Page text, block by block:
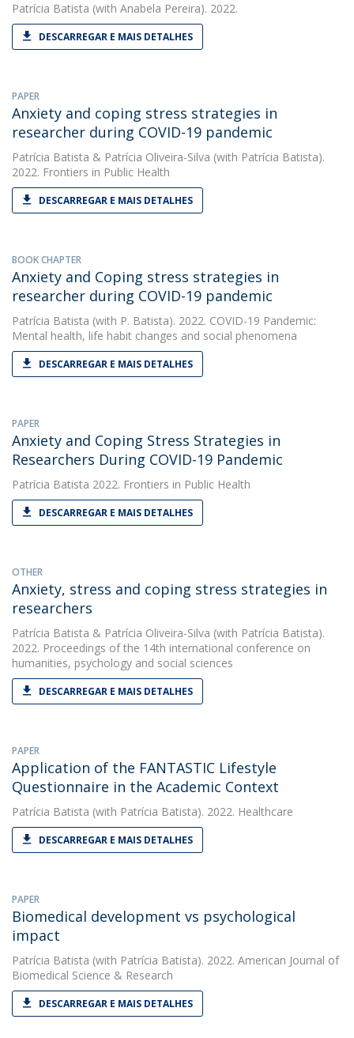
Patrícia Batista (with Anabela Pereira). 2022.
DESCARREGAR E MAIS DETALHES
PAPER
Anxiety and coping stress strategies in
researcher during COVID-19 pandemic
Patrícia Batista & Patrícia Oliveira-Silva (with Patrícia Batista).
2022. Frontiers in Public Health
DESCARREGAR E MAIS DETALHES
BOOK CHAPTER
Anxiety and Coping stress strategies in
researcher during COVID-19 pandemic
Patrícia Batista (with P. Batista). 2022. COVID-19 Pandemic:
Mental health, life habit changes and social phenomena
DESCARREGAR E MAIS DETALHES
PAPER
Anxiety and Coping Stress Strategies in
Researchers During COVID-19 Pandemic
Patrícia Batista 2022. Frontiers in Public Health
DESCARREGAR E MAIS DETALHES
OTHER
Anxiety, stress and coping stress strategies in
researchers
Patrícia Batista & Patrícia Oliveira-Silva (with Patrícia Batista).
2022. Proceedings of the 14th international conference on
humanities, psychology and social sciences
DESCARREGAR E MAIS DETALHES
PAPER
Application of the FANTASTIC Lifestyle
Questionnaire in the Academic Context
Patrícia Batista (with Patrícia Batista). 2022. Healthcare
DESCARREGAR E MAIS DETALHES
PAPER
Biomedical development vs psychological
impact
Patrícia Batista (with Patrícia Batista). 2022. American Journal of
Biomedical Science & Research
DESCARREGAR E MAIS DETALHES